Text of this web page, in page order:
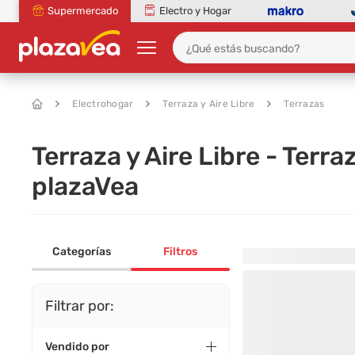
Supermercado Electro y Hogar
Electrohogar Terraza y Aire Libre Terrazas
Terraza y Aire Libre -
plazaVea
Categorías Filtros
Filtrar por:
Vendido por